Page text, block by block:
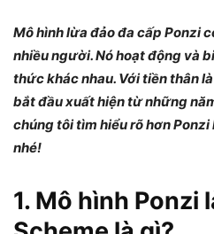
Mô hình lừa đảo đa cấp Ponzi
nhiều người. Nó hoạt động và
thức khác nhau. Với tiền thân
bắt đầu xuất hiện từ những
chúng tôi tìm hiểu rõ hơn
nhé!
1. Mô hình Ponzi